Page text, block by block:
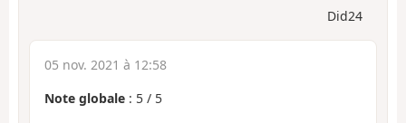
Did24
05 nov. 2021 à 12:58
Note globale : 5 / 5